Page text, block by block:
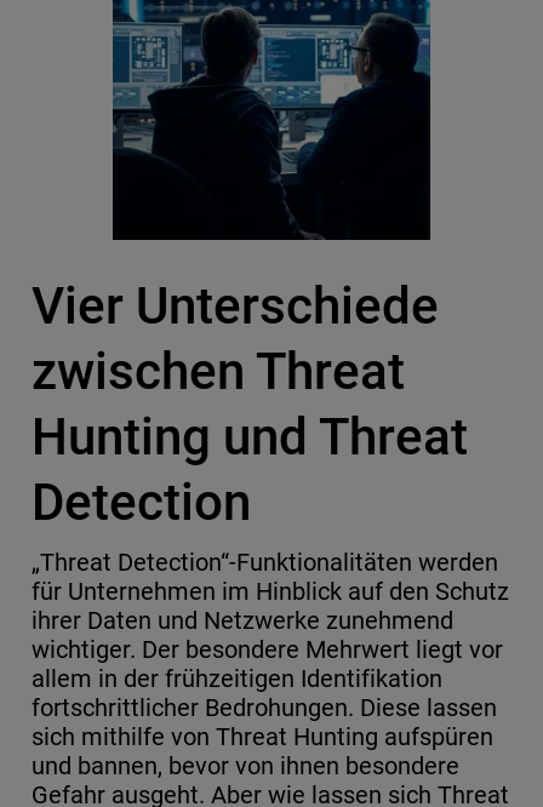
Vier Unterschiede
zwischen Threat
Hunting und Threat
Detection
„Threat Detection“-Funktionalitäten werden
für Unternehmen im Hinblick auf den Schutz
ihrer Daten und Netzwerke zunehmend
wichtiger. Der besondere Mehrwert liegt vor
allem in der frühzeitigen Identifikation
fortschrittlicher Bedrohungen. Diese lassen
sich mithilfe von Threat Hunting aufspüren
und bannen, bevor von ihnen besondere
Gefahr ausgeht. Aber wie lassen sich Threat